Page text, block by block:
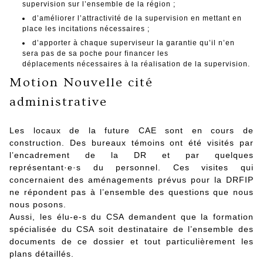
supervision sur l’ensemble de la région ;
d’améliorer l’attractivité de la supervision en mettant en
place les incitations nécessaires ;
d’apporter à chaque superviseur la garantie qu’il n’en
sera pas de sa poche pour financer les
déplacements nécessaires à la réalisation de la supervision.
Motion Nouvelle cité
administrative
Les locaux de la future CAE sont en cours de
construction. Des bureaux témoins ont été visités par
l’encadrement de la DR et par quelques
représentant·e·s du personnel. Ces visites qui
concernaient des aménagements prévus pour la DRFIP
ne répondent pas à l’ensemble des questions que nous
nous posons.
Aussi, les élu-e-s du CSA demandent que la formation
spécialisée du CSA soit destinataire de l’ensemble des
documents de ce dossier et tout particulièrement les
plans détaillés.